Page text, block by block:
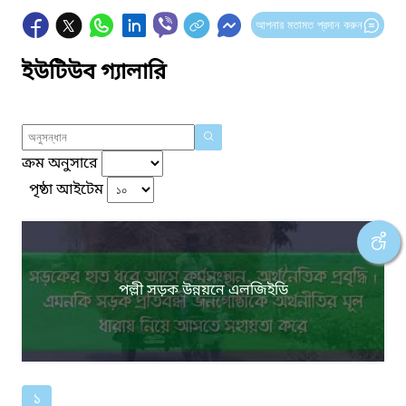
আপনার মতামত প্রদান করুন
ইউটিউব গ্যালারি
ক্রম অনুসারে
পৃষ্ঠা আইটেম
পল্লী সড়ক উন্নয়নে এলজিইডি
১